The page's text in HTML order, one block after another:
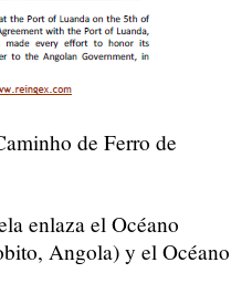
de Ferro de
enlaza el Océano
Angola) y el Océano